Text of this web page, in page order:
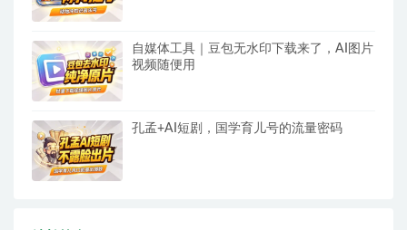
自媒体工具｜豆包无水印下载来了，AI图片
视频随便用
孔孟+AI短剧，国学育儿号的流量密码